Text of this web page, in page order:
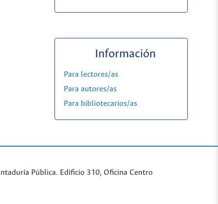
Información
Para lectores/as
Para autores/as
Para bibliotecarios/as
Pública. Edificio 310, Oficina Centro